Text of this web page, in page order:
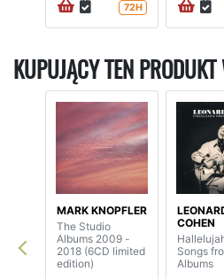
72H
KUPUJĄCY TEN
MARK KNOPFLER
The Studio
Albums 2009 -
2018 (6CD limited
edition)
COHEN
Songs
Albums